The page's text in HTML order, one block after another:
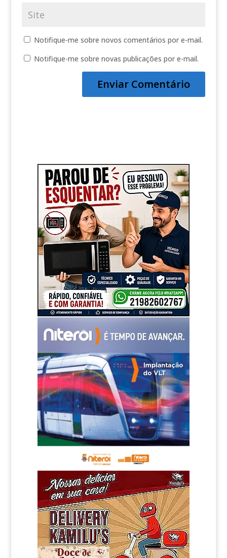
Notifique-me sobre novos comentários por e-mail.
Notifique-me sobre novas publicações por e-mail.